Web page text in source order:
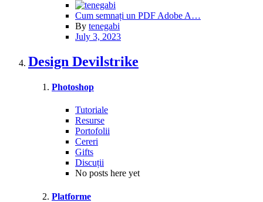
Cum semnați un PDF Adobe A…
By tenegabi
July 3, 2023
Design Devilstrike
Photoshop
Tutoriale
Resurse
Portofolii
Cereri
Gifts
Discuții
No posts here yet
Platforme